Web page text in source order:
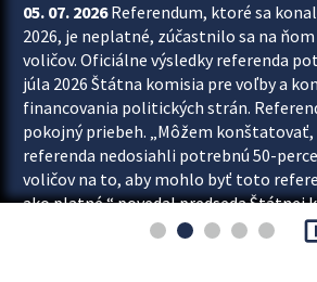
05. 07. 2026Referendum, ktoré sa
2026, je neplatné, zúčastnilo sa na
voličov. Oficiálne výsledky referenda
júla 2026 Štátna komisia pre voľby a
financovania politických strán.
pokojný priebeh. „Môžem konštatovať,
referenda nedosiahli potrebnú 50-
voličov na to, aby mohlo byť toto
ako platné,“ povedal predseda Štátnej
a kontrolu financovania politických...